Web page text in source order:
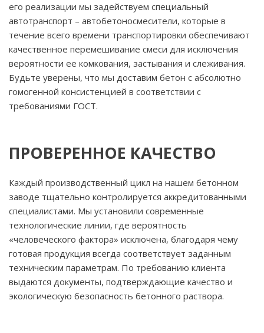
его реализации мы задействуем специальный
автотранспорт – автобетоносмесители, которые в
течение всего времени транспортировки обеспечивают
качественное перемешивание смеси для исключения
вероятности ее комкования, застывания и слеживания.
Будьте уверены, что мы доставим бетон с абсолютно
гомогенной консистенцией в соответствии с
требованиями ГОСТ.
ПРОВЕРЕННОЕ КАЧЕСТВО
Каждый производственный цикл на нашем бетонном
заводе тщательно контролируется аккредитованными
специалистами. Мы установили современные
технологические линии, где вероятность
«человеческого фактора» исключена, благодаря чему
готовая продукция всегда соответствует заданным
техническим параметрам. По требованию клиента
выдаются документы, подтверждающие качество и
экологическую безопасность бетонного раствора.